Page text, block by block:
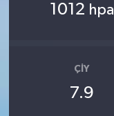
1012 hpa
ÇIY
7.9